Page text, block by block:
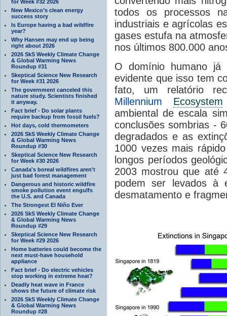
for Week #32 2026
New Mexico’s clean energy
success story
Is Europe having a bad wildfire
year?
Why Hansen may end up being
right about 2026
2026 SkS Weekly Climate Change
& Global Warming News
Roundup #31
Skeptical Science New Research
for Week #31 2026
The government canceled this
nature study. Scientists finished
it anyway.
Fact brief - Do solar plants
require backup from fossil fuels?
Hot days, cold thermometers
2026 SkS Weekly Climate Change
& Global Warming News
Roundup #30
Skeptical Science New Research
for Week #30 2026
Canada's boreal wildfires aren't
just bad forest management
Dangerous and historic wildfire
smoke pollution event engulfs
the U.S. and Canada
The Strongest El Niño Ever
2026 SkS Weekly Climate Change
& Global Warming News
Roundup #29
Skeptical Science New Research
for Week #29 2026
Home batteries could become the
next must-have household
appliance
Fact brief - Do electric vehicles
stop working in extreme heat?
Deadly heat wave in France
shows the future of climate risk
2026 SkS Weekly Climate Change
& Global Warming News
Roundup #28
todos os processos
industriais e agrícolas
gases estufa na
nos últimos 800.000
O domínio humano
evidente que isso tem
fato, um relatório
Millennium Ecosystem
ambiental de escala
conclusões sombrias -
degradados e as
1000 vezes mais
longos períodos
2003 mostrou que até
podem ser levados à
desmatamento e